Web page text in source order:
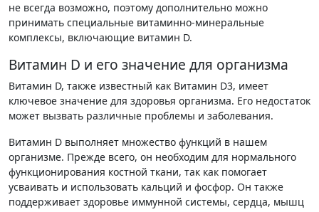
не всегда возможно, поэтому дополнительно можно
принимать специальные витаминно-минеральные
комплексы, включающие витамин D.
Витамин D и его значение для организма
Витамин D, также известный как Витамин D3, имеет
ключевое значение для здоровья организма. Его недостаток
может вызвать различные проблемы и заболевания.
Витамин D выполняет множество функций в нашем
организме. Прежде всего, он необходим для нормального
функционирования костной ткани, так как помогает
усваивать и использовать кальций и фосфор. Он также
поддерживает здоровье иммунной системы, сердца, мышц